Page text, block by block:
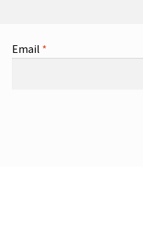
Email *